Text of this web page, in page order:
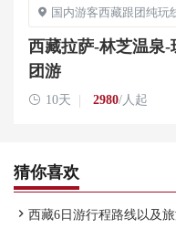
 国内游客西藏跟团纯玩
西藏拉萨-林芝温泉-
团游
 10天 2980/人起
猜你喜欢
 西藏6日游行程路线以及